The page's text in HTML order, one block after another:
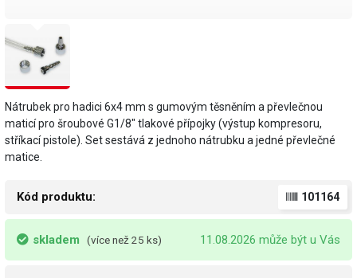
Nátrubek pro hadici 6x4 mm s gumovým těsněním a převlečnou
maticí pro šroubové G1/8" tlakové přípojky (výstup kompresoru,
stříkací pistole). Set sestává z jednoho nátrubku a jedné převlečné
matice.
Kód produktu: 101164
skladem (více než 25 ks) 11.08.2026 může být u Vás